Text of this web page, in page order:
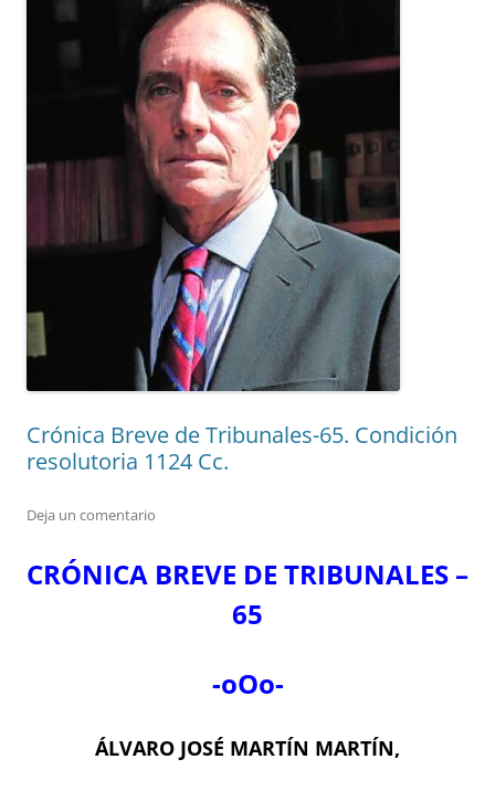
Crónica Breve de Tribunales-65. Condición
resolutoria 1124 Cc.
Deja un comentario
CRÓNICA BREVE DE TRIBUNALES –
65
-oOo-
ÁLVARO JOSÉ MARTÍN MARTÍN,